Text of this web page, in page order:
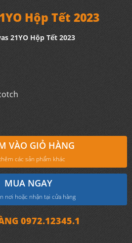
Hộp Tết 2023
21YO Hộp Tết 2023
VÀO GIỎ HÀNG
các sản phẩm khác
MUA NGAY
nơi hoặc nhận tại cửa hàng
0972.12345.1